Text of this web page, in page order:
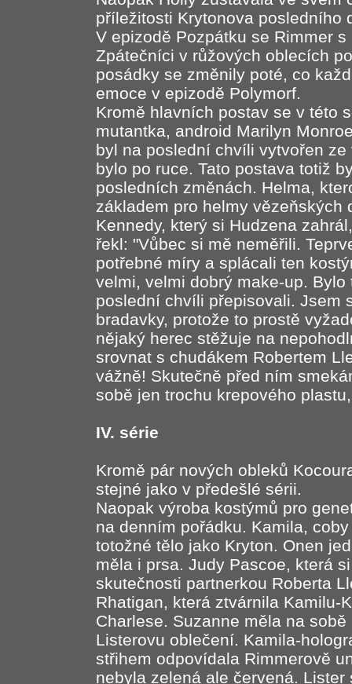
příležitosti Krytonova posledního
V epizodě Pozpátku se Rimmer
Zpátečníci v růžových oblecích
posádky se změnily poté, co
emoce v epizodě Polymorf.
Kromě hlavních postav se v této
mutantka, android Marilyn
byl na poslední chvíli vytvořen
bylo po ruce. Tato postava totiž
posledních změnách. Helma,
základem pro helmy vězeňských
Kennedy, který si Hudzena
řekl: "Vůbec si mě neměřili.
potřebné míry a splácali ten
velmi, velmi dobrý make-up.
poslední chvíli přepisovali. Jsem
bradavky, protože to prostě
nějaký herec stěžuje na
srovnat s chudákem Robertem
vážně! Skutečně před ním
sobě jen trochu krepového
IV. série
Kromě pár nových obleků
stejné jako v předešlé sérii.
Naopak výroba kostýmů pro
na denním pořádku. Kamila,
totožné tělo jako Kryton. Onen
měla i prsa. Judy Pascoe, která
skutečnosti partnerkou Roberta
Rhatigan, která ztvárnila Kamilu-
Charlese. Suzanne měla na
Listerovu oblečení. Kamila-
střihem odpovídala Rimmerově
nebyla zelená ale červená.